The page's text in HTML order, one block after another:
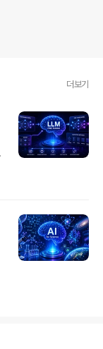
더보기